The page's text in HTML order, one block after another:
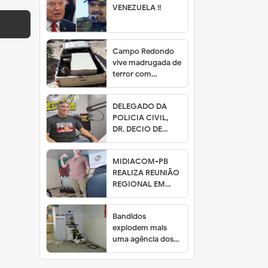
VENEZUELA !!
Campo Redondo
vive madrugada de
terror com
ataques de
bandidos
DELEGADO DA
POLICIA CIVIL,
DR. DECIO DE
SOUSA PARTICIPA
DO JORNAL
CENECISTA
MIDIACOM-PB
REALIZA REUNIÃO
REGIONAL EM
GUARABIRA COM
EMISSORAS DE
RÁDIO
Bandidos
explodem mais
uma agência dos
Correios na
Paraíba